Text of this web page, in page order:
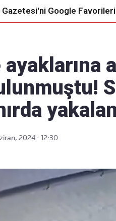
ulaşın
Gazetesi'ni Google
2024 - 12:30